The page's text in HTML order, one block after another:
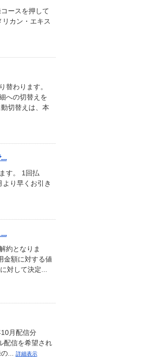
ースを押して
カン・エキス
替わります。
への切替えを
切替えは、本
す。 1回払
り早くお引き
約となりま
金額に対する値
対して決定...
月配信分
配信を希望され
...
詳細表示